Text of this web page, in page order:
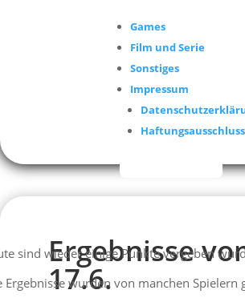
Games
Film und Serie
Sonstiges
Impressum
Haftungsausschluss
Ergebnisse
17.6.
sind wieder einige Punkte vergeben
Ergebnisse wurden von manchen Spielern